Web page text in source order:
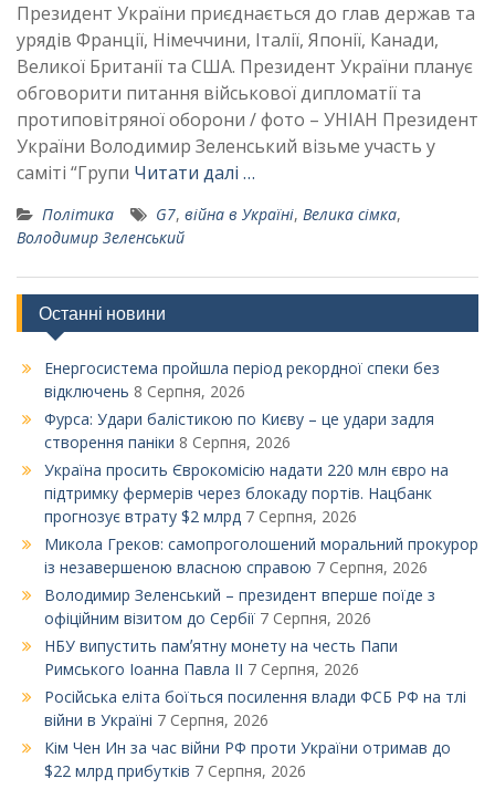
Президент України приєднається до глав держав та
урядів Франції, Німеччини, Італії, Японії, Канади,
Великої Британії та США. Президент України планує
обговорити питання військової дипломатії та
протиповітряної оборони / фото – УНІАН Президент
України Володимир Зеленський візьме участь у
саміті “Групи Читати далі …
Політика G7, війна в Україні, Велика сімка,
Володимир Зеленський
Останні новини
Енергосистема пройшла період рекордної спеки без
відключень 8 Серпня, 2026
Фурса: Удари балістикою по Києву – це удари задля
створення паніки 8 Серпня, 2026
Україна просить Єврокомісію надати 220 млн євро на
підтримку фермерів через блокаду портів. Нацбанк
прогнозує втрату $2 млрд 7 Серпня, 2026
Микола Греков: самопроголошений моральний прокурор
із незавершеною власною справою 7 Серпня, 2026
Володимир Зеленський – президент вперше поїде з
офіційним візитом до Сербії 7 Серпня, 2026
НБУ випустить памʼятну монету на честь Папи
Римського Іоанна Павла ІІ 7 Серпня, 2026
Російська еліта боїться посилення влади ФСБ РФ на тлі
війни в Україні 7 Серпня, 2026
Кім Чен Ин за час війни РФ проти України отримав до
$22 млрд прибутків 7 Серпня, 2026